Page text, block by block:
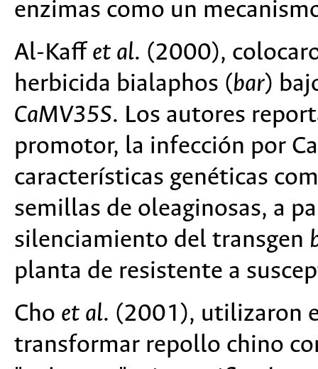
enzimas como un
Al-Kaff et al. (2000),
herbicida bialaphos (bar)
CaMV35S. Los autores
promotor, la infección por
características genéticas
semillas de oleaginosas, a
silenciamiento del transgen
planta de resistente a
Cho et al. (2001), utilizaron
transformar repollo chino